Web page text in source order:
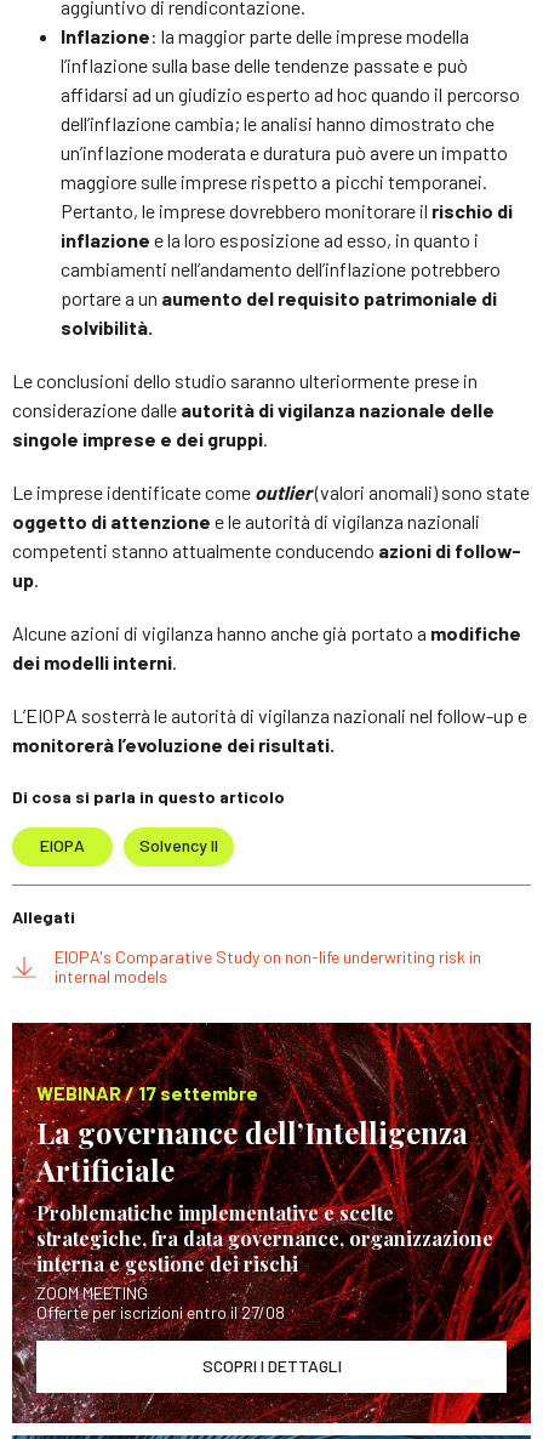
aggiuntivo di rendicontazione.
Inflazione: la maggior parte delle imprese modella
l’inflazione sulla base delle tendenze passate e può
affidarsi ad un giudizio esperto ad hoc quando il percorso
dell’inflazione cambia; le analisi hanno dimostrato che
un’inflazione moderata e duratura può avere un impatto
maggiore sulle imprese rispetto a picchi temporanei.
Pertanto, le imprese dovrebbero monitorare il rischio di
inflazione e la loro esposizione ad esso, in quanto i
cambiamenti nell’andamento dell’inflazione potrebbero
portare a un aumento del requisito patrimoniale di
solvibilità.
Le conclusioni dello studio saranno ulteriormente prese in
considerazione dalle autorità di vigilanza nazionale delle
singole imprese e dei gruppi.
Le imprese identificate come outlier(valori anomali) sono state
oggetto di attenzione e le autorità di vigilanza nazionali
competenti stanno attualmente conducendo azioni di follow-
up.
Alcune azioni di vigilanza hanno anche già portato a modifiche
dei modelli interni.
L’EIOPA sosterrà le autorità di vigilanza nazionali nel follow-up e
monitorerà l’evoluzione dei risultati.
Di cosa si parla in questo articolo
EIOPA Solvency II
Allegati
EIOPA's Comparative Study on non-life underwriting risk in
internal models
WEBINAR / 17 settembre
La governance dell’Intelligenza
Artificiale
Problematiche implementative e scelte
strategiche, fra data governance, organizzazione
interna e gestione dei rischi
ZOOM MEETING
Offerte per iscrizioni entro il 27/08
SCOPRI I DETTAGLI